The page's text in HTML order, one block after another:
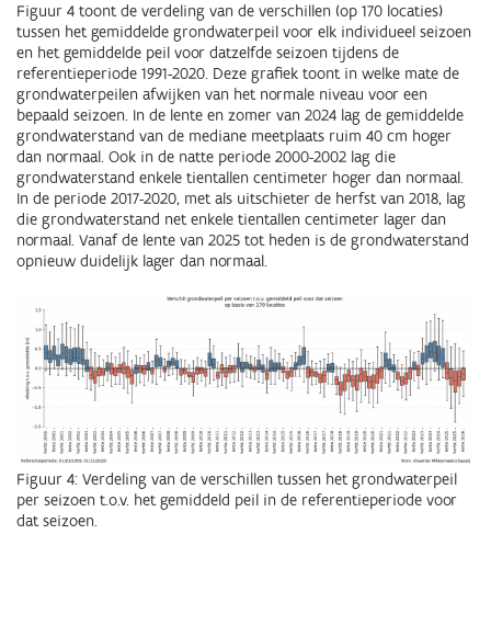
Figuur 4 toont de verdeling van de verschillen (op 170 locaties)
tussen het gemiddelde grondwaterpeil voor elk individueel seizoen
en het gemiddelde peil voor datzelfde seizoen tijdens de
referentieperiode 1991-2020. Deze grafiek toont in welke mate de
grondwaterpeilen afwijken van het normale niveau voor een
bepaald seizoen. In de lente en zomer van 2024 lag de gemiddelde
grondwaterstand van de mediane meetplaats ruim 40 cm hoger
dan normaal. Ook in de natte periode 2000-2002 lag die
grondwaterstand enkele tientallen centimeter hoger dan normaal.
In de periode 2017-2020, met als uitschieter de herfst van 2018, lag
die grondwaterstand net enkele tientallen centimeter lager dan
normaal. Vanaf de lente van 2025 tot heden is de grondwaterstand
opnieuw duidelijk lager dan normaal.
Figuur 4: Verdeling van de verschillen tussen het grondwaterpeil
per seizoen t.o.v. het gemiddeld peil in de referentieperiode voor
dat seizoen.